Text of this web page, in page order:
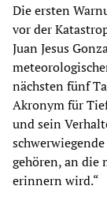
Die ersten
vor der
Juan Jesus
nächsten fünf
Akronym für
und sein
gehören, an die
erinnern wird.“